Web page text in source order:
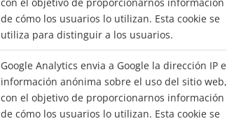
de cómo los usuarios lo utilizan. Esta cookie se
utiliza para distinguir a los usuarios.
Google Analytics envia a Google la dirección IP e
información anónima sobre el uso del sitio web,
con el objetivo de proporcionarnos información
de cómo los usuarios lo utilizan. Esta cookie se